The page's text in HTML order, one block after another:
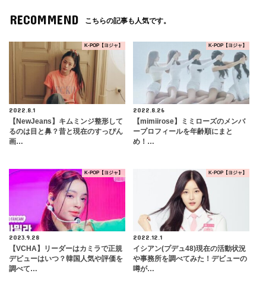
RECOMMEND こちらの記事も人気です。
K-POP【ヨジャ】
2022.8.1
【NewJeans】キムミンジ整形して
るのは目と鼻？昔と現在のすっぴん
画…
K-POP【ヨジャ】
2022.8.26
【mimiirose】ミミローズのメンバ
ープロフィールを年齢順にまと
め！…
K-POP【ヨジャ】
2023.9.28
【VCHA】リーダーはカミラで正規
デビューはいつ？韓国人気や評価を
調べて…
K-POP【ヨジャ】
2022.12.1
イシアン(プデュ48)現在の活動状況
や事務所を調べてみた！デビューの
噂が…